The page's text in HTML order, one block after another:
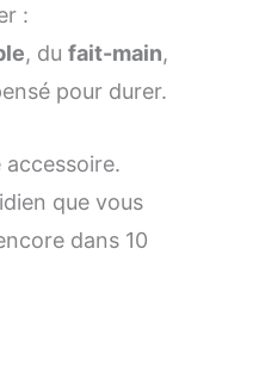
:
, du fait-main,
pour durer.
accessoire.
que vous
dans 10